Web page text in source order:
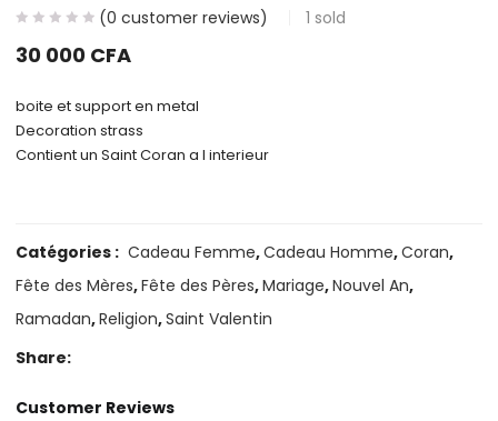
(0 customer reviews) 1 sold
30 000 CFA
boite et support en metal
Decoration strass
Contient un Saint Coran a l interieur
Catégories : Cadeau Femme,Cadeau Homme,Coran,
Fête des Mères,Fête des Pères,Mariage,Nouvel An,
Ramadan,Religion,Saint Valentin
Share:
Customer Reviews